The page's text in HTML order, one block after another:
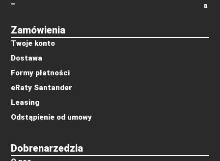
Dobrenarzedzia
Zamówienia
Twoje konto
Dostawa
Formy płatności
eRaty Santander
Leasing
Odstąpienie od umowy
a